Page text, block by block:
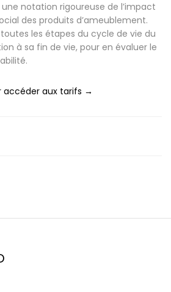
une notation rigoureuse de l’impact
des produits d’ameublement.
les étapes du cycle de vie du
à sa fin de vie, pour en évaluer le
accéder aux tarifs →